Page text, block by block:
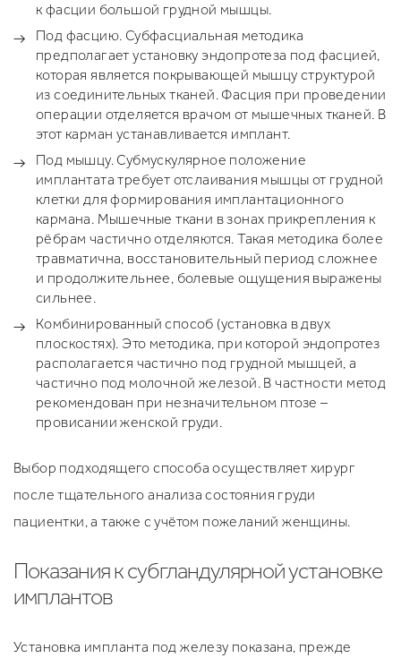
к фасции большой грудной мышцы.
Под фасцию. Субфасциальная методика
предполагает установку эндопротеза под фасцией,
которая является покрывающей мышцу структурой
из соединительных тканей. Фасция при проведении
операции отделяется врачом от мышечных тканей. В
этот карман устанавливается имплант.
Под мышцу. Субмускулярное положение
имплантата требует отслаивания мышцы от грудной
клетки для формирования имплантационного
кармана. Мышечные ткани в зонах прикрепления к
рёбрам частично отделяются. Такая методика более
травматична, восстановительный период сложнее
и продолжительнее, болевые ощущения выражены
сильнее.
Комбинированный способ (установка в двух
плоскостях). Это методика, при которой эндопротез
располагается частично под грудной мышцей, а
частично под молочной железой. В частности метод
рекомендован при незначительном птозе –
провисании женской груди.
Выбор подходящего способа осуществляет хирург
после тщательного анализа состояния груди
пациентки, а также с учётом пожеланий женщины.
Показания к субгландулярной установке
имплантов
Установка импланта под железу показана, прежде